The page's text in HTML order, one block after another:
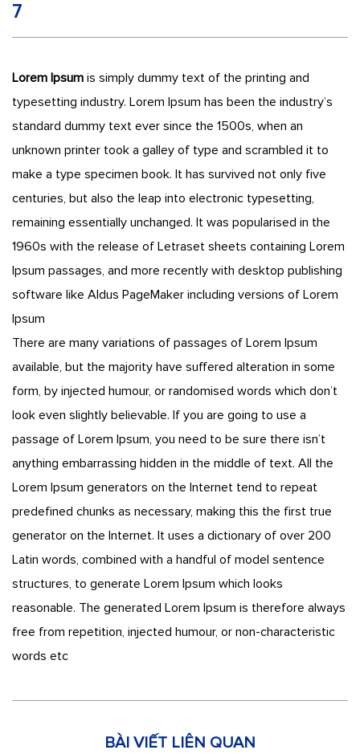
7
Lorem Ipsum is simply dummy text of the printing and
typesetting industry. Lorem Ipsum has been the industry’s
standard dummy text ever since the 1500s, when an
unknown printer took a galley of type and scrambled it to
make a type specimen book. It has survived not only five
centuries, but also the leap into electronic typesetting,
remaining essentially unchanged. It was popularised in the
1960s with the release of Letraset sheets containing Lorem
Ipsum passages, and more recently with desktop publishing
software like Aldus PageMaker including versions of Lorem
Ipsum
There are many variations of passages of Lorem Ipsum
available, but the majority have suffered alteration in some
form, by injected humour, or randomised words which don’t
look even slightly believable. If you are going to use a
passage of Lorem Ipsum, you need to be sure there isn’t
anything embarrassing hidden in the middle of text. All the
Lorem Ipsum generators on the Internet tend to repeat
predefined chunks as necessary, making this the first true
generator on the Internet. It uses a dictionary of over 200
Latin words, combined with a handful of model sentence
structures, to generate Lorem Ipsum which looks
reasonable. The generated Lorem Ipsum is therefore always
free from repetition, injected humour, or non-characteristic
words etc
BÀI VIẾT LIÊN QUAN